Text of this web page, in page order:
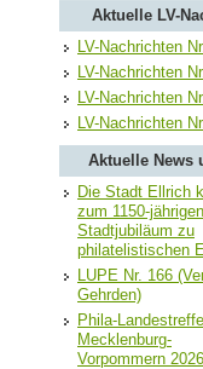
Aktuelle LV-
LV-Nachrichten
LV-Nachrichten
LV-Nachrichten
LV-Nachrichten
Aktuelle News
Die Stadt Ellrich
zum 1150-jährigen
Stadtjubiläum zu
philatelistischen
LUPE Nr. 166
Gehrden)
Phila-
Mecklenburg-
Vorpommern 2026